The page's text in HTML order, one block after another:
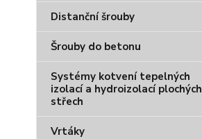
Distanční šrouby
Šrouby do betonu
Systémy kotvení tepelných
izolací a hydroizolací plochých
střech
Vrtáky